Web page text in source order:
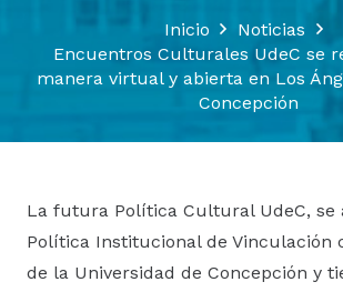
Inicio
Noticias
Encuentros Culturales UdeC se
manera virtual y abierta en Los
Concepción
La futura Política Cultural UdeC,
Política Institucional de Vinculación
de la Universidad de Concepción y